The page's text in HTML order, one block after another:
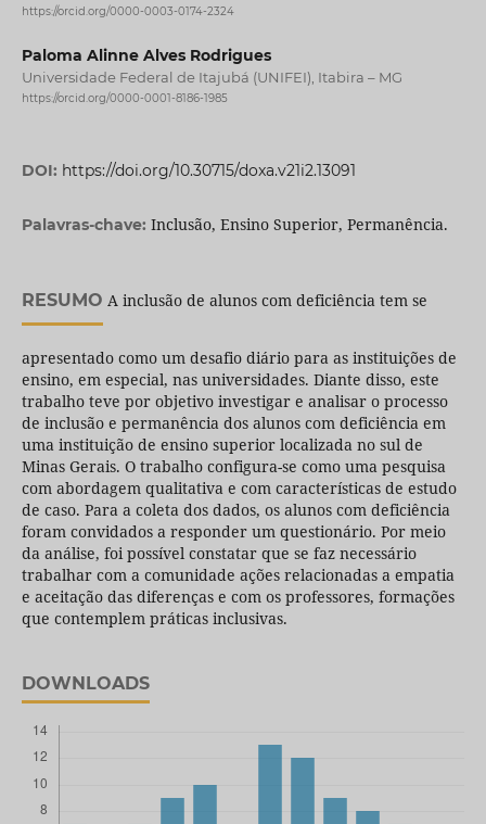
https://orcid.org/0000-0003-0174-2324
Paloma Alinne Alves Rodrigues
Universidade Federal de Itajubá (UNIFEI), Itabira – MG
https://orcid.org/0000-0001-8186-1985
DOI: https://doi.org/10.30715/doxa.v21i2.13091
Palavras-chave: Inclusão, Ensino Superior, Permanência.
RESUMO A inclusão de alunos com deficiência tem se
apresentado como um desafio diário para as instituições de
ensino, em especial, nas universidades. Diante disso, este
trabalho teve por objetivo investigar e analisar o processo
de inclusão e permanência dos alunos com deficiência em
uma instituição de ensino superior localizada no sul de
Minas Gerais. O trabalho configura-se como uma pesquisa
com abordagem qualitativa e com características de estudo
de caso. Para a coleta dos dados, os alunos com deficiência
foram convidados a responder um questionário. Por meio
da análise, foi possível constatar que se faz necessário
trabalhar com a comunidade ações relacionadas a empatia
e aceitação das diferenças e com os professores, formações
que contemplem práticas inclusivas.
DOWNLOADS